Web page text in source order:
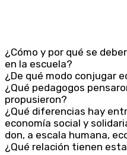
¿Cómo y por qué se
en la escuela?
¿De qué modo conjugar
¿Qué pedagogos
propusieron?
¿Qué diferencias hay
economía social y
don, a escala humana,
¿Qué relación tienen